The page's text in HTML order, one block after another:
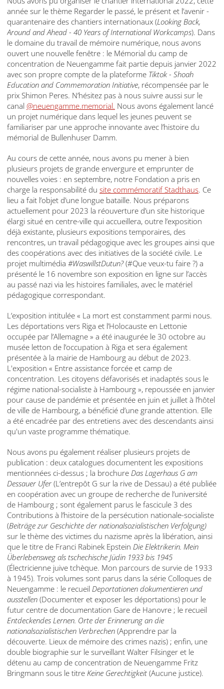
année sur le thème Regarder le passé, le présent et l’avenir -
quarantenaire des chantiers internationaux (Looking Back,
Around and Ahead - 40 Years of International Workcamps). Dans
le domaine du travail de mémoire numérique, nous avons
ouvert une nouvelle fenêtre : le Mémorial du camp de
concentration de Neuengamme fait partie depuis janvier 2022
avec son propre compte de la plateforme Tiktok - Shoah
Education and Commemoration Initiative, récompensée par le
prix Shimon Peres. N’hésitez pas à nous suivre aussi sur le
canal @neuengamme.memorial. Nous avons également lancé
un projet numérique dans lequel les jeunes peuvent se
familiariser par une approche innovante avec l’histoire du
mémorial de Bullenhuser Damm.
Au cours de cette année, nous avons pu mener à bien
plusieurs projets de grande envergure et emprunter de
nouvelles voies : en septembre, notre Fondation a pris en
charge la responsabilité du site commémoratif Stadthaus. Ce
lieu a fait l’objet d’une longue bataille. Nous préparons
actuellement pour 2023 la réouverture d’un site historique
élargi situé en centre-ville qui accueillera, outre l’exposition
déjà existante, plusieurs expositions temporaires, des
rencontres, un travail pédagogique avec les groupes ainsi que
des coopérations avec des initiatives de la société civile. Le
projet multimédia #WaswillstDutun?(#Que veux-tu faire ?) a
présenté le 16 novembre son exposition en ligne sur l’accès
au passé nazi via les histoires familiales, avec le matériel
pédagogique correspondant.
L’exposition intitulée « La mort est constamment parmi nous.
Les déportations vers Riga et l’Holocauste en Lettonie
occupée par l’Allemagne » a été inaugurée le 30 octobre au
musée letton de l’occupation à Riga et sera également
présentée à la mairie de Hambourg au début de 2023.
L'exposition « Entre assistance forcée et camp de
concentration. Les citoyens défavorisés et inadaptés sous le
régime national-socialiste à Hambourg », repoussée en janvier
pour cause de pandémie et présentée en juin et juillet à l’hôtel
de ville de Hambourg, a bénéficié d’une grande attention. Elle
a été encadrée par des entretiens avec des descendants ainsi
qu'un vaste programme thématique.
Nous avons pu également réaliser plusieurs projets de
publication : deux catalogues documentent les expositions
mentionnées ci-dessus ; la brochure Das Lagerhaus G am
Dessauer Ufer (L’entrepôt G sur la rive de Dessau) a été publiée
en coopération avec un groupe de recherche de l’université
de Hambourg ; sont également parus le fascicule 3 des
Contributions à l’histoire de la persécution nationale-socialiste
(Beiträge zur Geschichte der nationalsozialistischen Verfolgung)
sur le thème des victimes du nazisme après la libération, ainsi
que le titre de Franci Rabinek Epstein Die Elektrikerin. Mein
Überlebensweg als tschechische Jüdin 1933 bis 1945
(Électricienne juive tchèque. Mon parcours de survie de 1933
à 1945). Trois volumes sont parus dans la série Colloques de
Neuengamme : le recueil Deportationen dokumentieren und
ausstellen (Documenter et exposer les déportations) pour le
futur centre de documentation Gare de Hanovre ; le recueil
Entdeckendes Lernen. Orte der Erinnerung an die
nationalsozialistischen Verbrechen (Apprendre par la
découverte. Lieux de mémoire des crimes nazis) ; enfin, une
double biographie sur le surveillant Walter Filsinger et le
détenu au camp de concentration de Neuengamme Fritz
Bringmann sous le titre Keine Gerechtigkeit (Aucune justice).